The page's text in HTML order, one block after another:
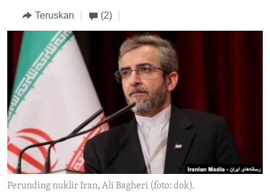
Utama
Lanjut
Pencarian
IKUTI KAMI
Teruskan (2)
Perunding nuklir Iran, Ali Bagheri (foto: dok).